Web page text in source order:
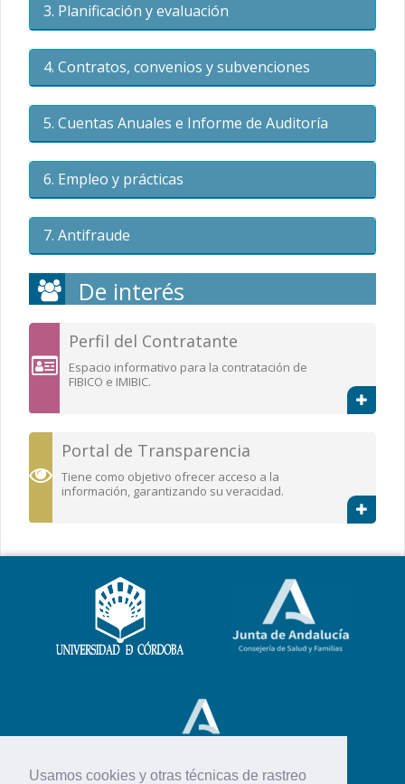
Usamos cookies y otras técnicas de rastreo
3. Planificación y evaluación
4. Contratos, convenios y subvenciones
5. Cuentas Anuales e Informe de Auditoría
6. Empleo y prácticas
7. Antifraude
De interés
Perfil del Contratante
Espacio informativo para la contratación de
FIBICO e IMIBIC.
Portal de Transparencia
Tiene como objetivo ofrecer acceso a la
información, garantizando su veracidad.